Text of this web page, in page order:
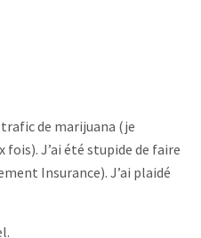
de marijuana (je
fois). J’ai été stupide de faire
Insurance). J’ai plaidé